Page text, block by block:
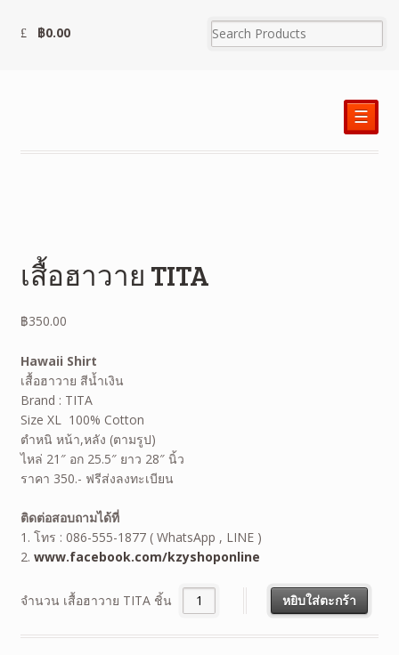
฿0.00
☰
เสื้อฮาวาย TITA
฿350.00
Hawaii Shirt
เสื้อฮาวาย สีน้ำเงิน
Brand : TITA
Size XL 100% Cotton
ตำหนิ หน้า,หลัง (ตามรูป)
ไหล่ 21″ อก 25.5″ ยาว 28″ นิ้ว
ราคา 350.- ฟรีส่งลงทะเบียน
ติดต่อสอบถามได้ที่
1. โทร : 086-555-1877 ( WhatsApp , LINE )
2. www.facebook.com/kzyshoponline
จำนวน เสื้อฮาวาย TITA ชิ้น หยิบใส่ตะกร้า